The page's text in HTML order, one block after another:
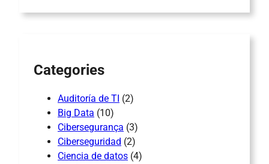
Categories
Auditoría de TI (2)
Big Data (10)
Cibersegurança (3)
Ciberseguridad (2)
Ciencia de datos (4)